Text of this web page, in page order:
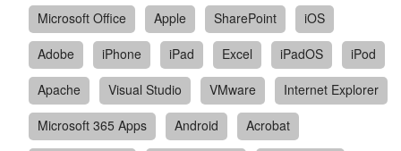
Microsoft Office
Apple SharePoint
iOS
Adobe
iPhone iPad Excel iPadOS
iPod
Apache
Visual Studio VMware
Internet Explorer
Microsoft 365 Apps
Android
Acrobat